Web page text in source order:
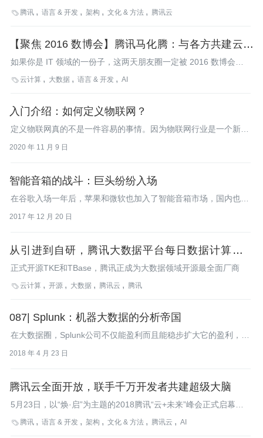
讯公司以及银行、证券、保险、互金公司等腾讯金融云的合作伙伴
场，腾讯金融云还同光大集团、阳光保险集团等金融机构签署了战
略合作协议。
 腾讯 语言 & 开发 架构 文化 & 方法 腾讯云
【聚焦 2016 数博会】腾讯马化腾：与各方共建云中
大数据生态
如果你是 IT 领域的一份子，这两天朋友圈一定被 2016 数博会刷
了屏。从规模到形式，这场年度盛会都创下了历史新高，数千位业
其中，腾讯 CEO 马化腾提出 的“共建云中大数据生态”直切大数据
时代的企业共生之道，引起广泛关注。
云计算 大数据 语言 & 开发 AI
入门介绍：如何定义物联网？
定义物联网真的不是一件容易的事情。因为物联网行业是一个新兴
2020 年 11 月 9 日
智能音箱的战斗：巨头纷纷入场
在谷歌入场一年后，苹果和微软也加入了智能音箱市场，国内也有
2017 年 12 月 20 日
从引进到自研，腾讯大数据平台每日数据计算量超
30 万亿
正式开源TKE和TBase，腾讯正成为大数据领域开源最全面厂商
云计算 开源 大数据 腾讯云 腾讯
087| Splunk：机器大数据的分析帝国
在大数据圈，Splunk公司不仅能盈利而且能稳步扩大它的盈利，这
2018 年 4 月 23 日
腾讯云全面开放，联手千万开发者共建超级大脑
5月23日，以“焕·启”为主题的2018腾讯“云+未来”峰会正式启幕。
在23日下午的开发者专场，腾讯云副总裁王龙发表了以《探索未来
 腾讯 语言 & 开发 架构 文化 & 方法 腾讯云 AI